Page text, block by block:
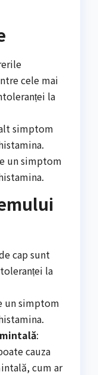
cele mai
la
simptom
un simptom
cap sunt
la
un simptom
:
cauza
cum ar